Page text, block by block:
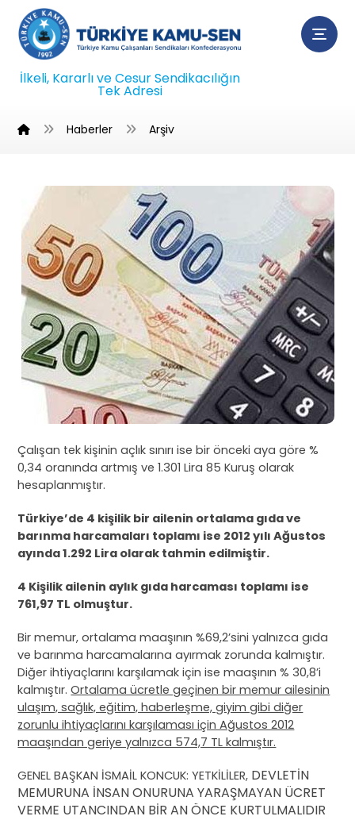
İlkeli, Kararlı ve Cesur Sendikacılığın
Tek Adresi
Haberler Arşiv
Çalışan tek kişinin açlık sınırı ise bir önceki aya göre %
0,34 oranında artmış ve 1.301 Lira 85 Kuruş olarak
hesaplanmıştır.
Türkiye’de 4 kişilik bir ailenin ortalama gıda ve
barınma harcamaları toplamı ise 2012 yılı Ağustos
ayında 1.292 Lira olarak tahmin edilmiştir.
4 Kişilik ailenin aylık gıda harcaması toplamı ise
761,97 TL olmuştur.
Bir memur, ortalama maaşının %69,2’sini yalnızca gıda
ve barınma harcamalarına ayırmak zorunda kalmıştır.
Diğer ihtiyaçlarını karşılamak için ise maaşının % 30,8’i
kalmıştır.Ortalama ücretle geçinen bir memur ailesinin
ulaşım, sağlık, eğitim, haberleşme, giyim gibi diğer
zorunlu ihtiyaçlarını karşılaması için Ağustos 2012
maaşından geriye yalnızca 574,7 TL kalmıştır.
GENEL BAŞKAN İSMAİL KONCUK: YETKİLİLER, DEVLETİN
MEMURUNA İNSAN ONURUNA YARAŞMAYAN ÜCRET
VERME UTANCINDAN BİR AN ÖNCE KURTULMALIDIR